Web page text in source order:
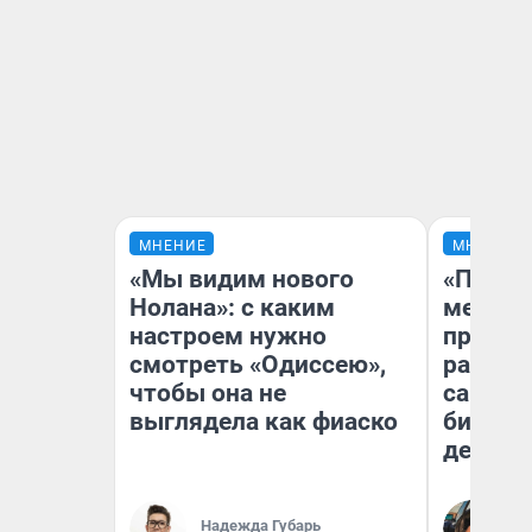
МНЕНИЕ
«Мы видим нового
Нолана»: с каким
настроем нужно
смотреть «Одиссею»,
чтобы она не
выглядела как фиаско
Надежда Губарь
МНЕНИЕ
самом